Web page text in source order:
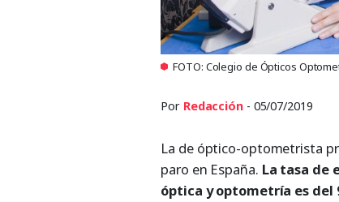
FOTO: Colegio de Ópticos
Por Redacción- 05/07/2019
La de óptico-optometrista
paro en España. La tasa de
óptica y optometría es del